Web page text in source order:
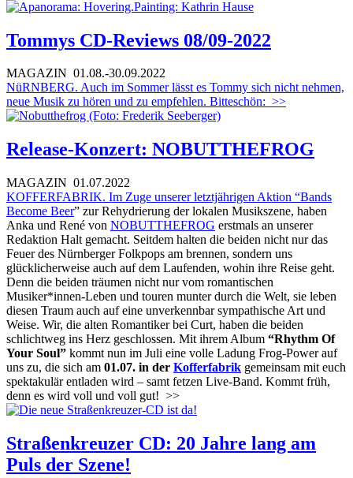
Tommys CD-Reviews 08/09-2022
MAGAZIN 01.08.-30.09.2022
NüRNBERG. Auch im Sommer lässt es Tommy sich nicht nehmen,
neue Musik zu hören und zu empfehlen. Bitteschön: >>
Release-Konzert: NOBUTTHEFROG
MAGAZIN 01.07.2022
KOFFERFABRIK. Im Zuge unserer letztjährigen Aktion “Bands
Become Beer” zur Rehydrierung der lokalen Musikszene, haben
Anka und René von NOBUTTHEFROG erstmals an unserer
Redaktion Halt gemacht. Seitdem halten die beiden nicht nur das
Feuer des Nürnberger Folkpops am brennen, sondern uns
glücklicherweise auch auf dem Laufenden, wohin ihre Reise geht.
Denn die beiden träumen nicht nur vom romantischen
Musiker*innen-Leben und touren munter durch die Welt, sie leben
diesen Traum auch auf eine unverkennbar sympathische Art und
Weise. Wir, die alten Romantiker bei Curt, haben die beiden
schlichtweg ins Herz geschlossen. Mit ihrem Album “Rhythm Of
Your Soul” kommt nun im Juli eine volle Ladung Frog-Power auf
uns zu, die sich am 01.07. in der Kofferfabrik gemeinsam mit euch
spektakulär entladen wird – samt fetzen Live-Band. Kommt früh,
denn es wird voll und voll gut! >>
Straßenkreuzer CD: 20 Jahre lang am
Puls der Szene!